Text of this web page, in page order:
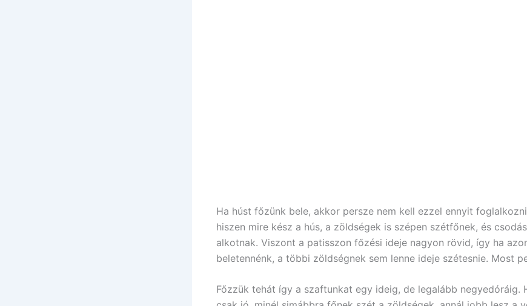
Ha húst főzünk bele, akkor persze nem kell ezzel ennyit
hiszen mire kész a hús, a zöldségek is szépen szétfőnek, és
alkotnak. Viszont a patisszon főzési ideje nagyon rövid, így ha
beletennénk, a többi zöldségnek sem lenne ideje szétesnie. Most
Főzzük tehát így a szaftunkat egy ideig, de legalább negyedóráig.